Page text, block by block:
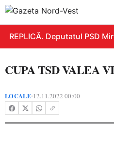
REPLICĂ. Deputatul PSD
CUPA TSD VALEA
LOCALE•12.11.2022 00:00